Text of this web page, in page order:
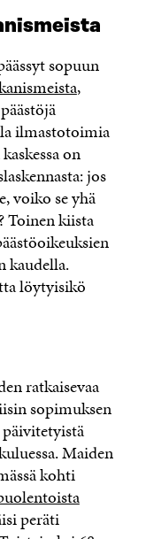
sopuun
,
ilmastotoimia
on
jos
voiko se yhä
Toinen kiista
kaudella.
löytyisikö
ratkaisevaa
sopimuksen
Maiden
kohti
peräti